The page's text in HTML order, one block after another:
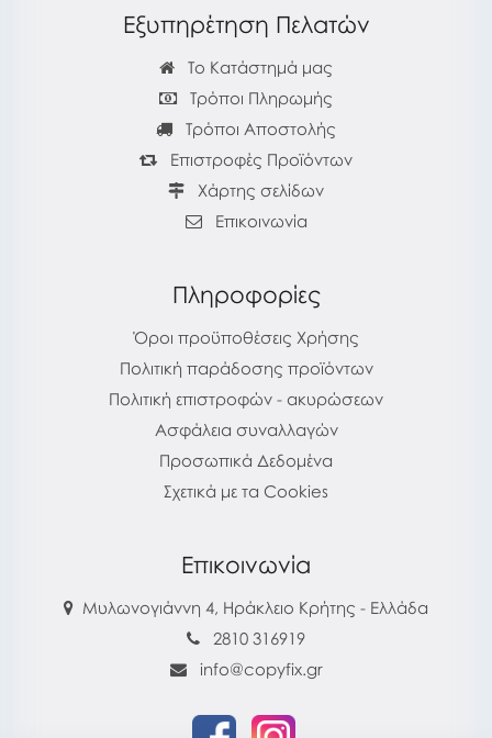
Εξυπηρέτηση Πελατών
Το Κατάστημά μας
Τρόποι Πληρωμής
Τρόποι Αποστολής
Επιστροφές Προϊόντων
Χάρτης σελίδων
Επικοινωνία
Πληροφορίες
Όροι προϋποθέσεις Χρήσης
Πολιτική παράδοσης προϊόντων
Πολιτική επιστροφών - ακυρώσεων
Ασφάλεια συναλλαγών
Προσωπικά Δεδομένα
Σχετικά με τα Cookies
Επικοινωνία
Μυλωνογιάννη 4, Ηράκλειο Κρήτης - Ελλάδα
2810 316919
info@copyfix.gr